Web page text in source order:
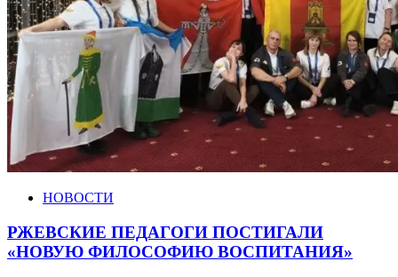
НОВОСТИ
РЖЕВСКИЕ ПЕДАГОГИ ПОСТИГАЛИ
«НОВУЮ ФИЛОСОФИЮ ВОСПИТАНИЯ»